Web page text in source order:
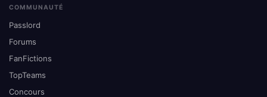
COMMUNAUTÉ
Passlord
Forums
FanFictions
TopTeams
Concours